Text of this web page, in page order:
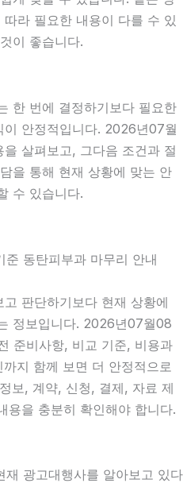
라 필요한 내용이 다를 수 있
이 좋습니다.
한 번에 결정하기보다 필요한
이 안정적입니다. 2026년07월
살펴보고, 그다음 조건과 절
을 통해 현재 상황에 맞는 안
수 있습니다.
동탄피부과 마무리 안내
판단하기보다 현재 상황에
정보입니다. 2026년07월08
준비사항, 비교 기준, 비용과
지 함께 보면 더 안정적으로
보, 계약, 신청, 결제, 자료 제
용을 충분히 확인해야 합니다.
광고대행사를 알아보고 있다